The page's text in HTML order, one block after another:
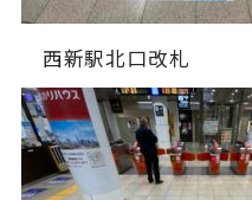
西新駅北口改札